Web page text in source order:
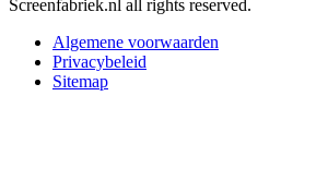
Screenfabriek.nl all rights reserved.
Algemene voorwaarden
Privacybeleid
Sitemap